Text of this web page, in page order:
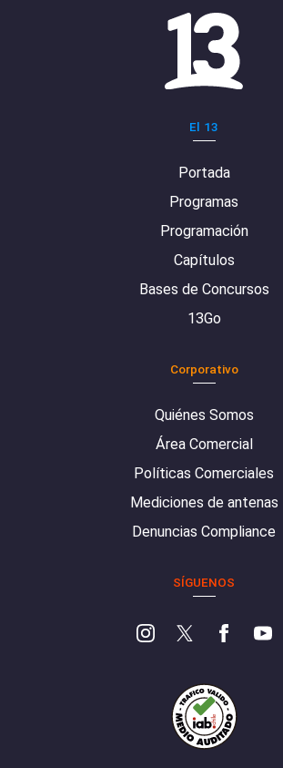
El 13
Portada
Programas
Programación
Capítulos
Bases de Concursos
13Go
Corporativo
Quiénes Somos
Área Comercial
Políticas Comerciales
Mediciones de antenas
Denuncias Compliance
SÍGUENOS